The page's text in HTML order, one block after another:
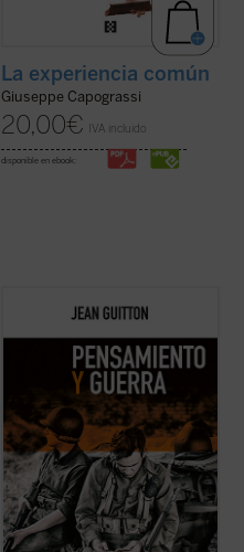
La experiencia común
Giuseppe Capograssi
20,00€ IVA incluido
disponible en ebook:
A lo largo de estos textos, reeditados
recientemente con la colaboración de los
Francia, Guitton evidencia la estrecha
vinculación entre el pensamiento
estratégico y la filosofía, pues «detrás de